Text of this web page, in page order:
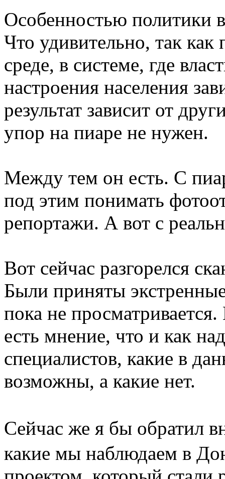
Особенностью политики
Что удивительно, так
среде, в системе, где
настроения населения
результат зависит от
упор на пиаре не нужен.
Между тем он есть. С
под этим понимать
репортажи. А вот с
Вот сейчас разгорелся
Были приняты
пока не
есть мнение, что и как
специалистов, какие в
возможны, а какие нет.
Сейчас же я бы обратил
какие мы наблюдаем в